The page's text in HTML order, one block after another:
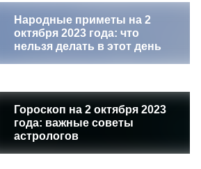
Народные приметы на 2
октября 2023 года: что
нельзя делать в этот день
Гороскоп на 2 октября 2023
года: важные советы
астрологов